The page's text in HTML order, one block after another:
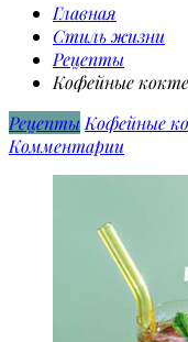
Главная
Стиль жизни
Рецепты
Кофейные
Рецепты Кофейные
Комментарии